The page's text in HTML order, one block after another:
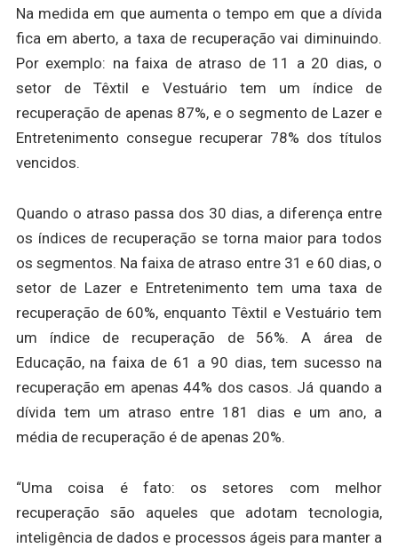
Na medida em que aumenta o tempo em que a dívida
fica em aberto, a taxa de recuperação vai diminuindo.
Por exemplo: na faixa de atraso de 11 a 20 dias, o
setor de Têxtil e Vestuário tem um índice de
recuperação de apenas 87%, e o segmento de Lazer e
Entretenimento consegue recuperar 78% dos títulos
vencidos.
Quando o atraso passa dos 30 dias, a diferença entre
os índices de recuperação se torna maior para todos
os segmentos. Na faixa de atraso entre 31 e 60 dias, o
setor de Lazer e Entretenimento tem uma taxa de
recuperação de 60%, enquanto Têxtil e Vestuário tem
um índice de recuperação de 56%. A área de
Educação, na faixa de 61 a 90 dias, tem sucesso na
recuperação em apenas 44% dos casos. Já quando a
dívida tem um atraso entre 181 dias e um ano, a
média de recuperação é de apenas 20%.
“Uma coisa é fato: os setores com melhor
recuperação são aqueles que adotam tecnologia,
inteligência de dados e processos ágeis para manter a